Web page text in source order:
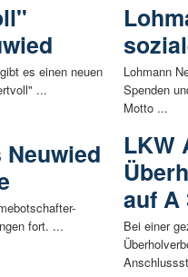
es einen neuen
...
fort. ...
Lohmann
Spenden
Motto ...
LKW
auf A
Bei einer